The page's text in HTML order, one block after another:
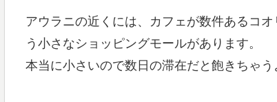
アウラニの近くには、カフェが数件あるコ
う小さなショッピングモールがあります。
本当に小さいので数日の滞在だと飽きちゃ